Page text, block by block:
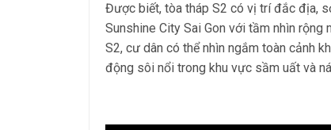
Được biết, tòa tháp S2 có vị trí đắc địa,
Sunshine City Sai Gon với tầm nhìn
S2, cư dân có thể nhìn ngắm toàn cảnh
động sôi nổi trong khu vực sầm uất và